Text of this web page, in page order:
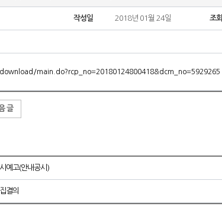
작성일 2018년 01월 24일 조회
main.do?rcp_no=20180124800418&dcm_no=5929265
글
예고(안내공시)
결의